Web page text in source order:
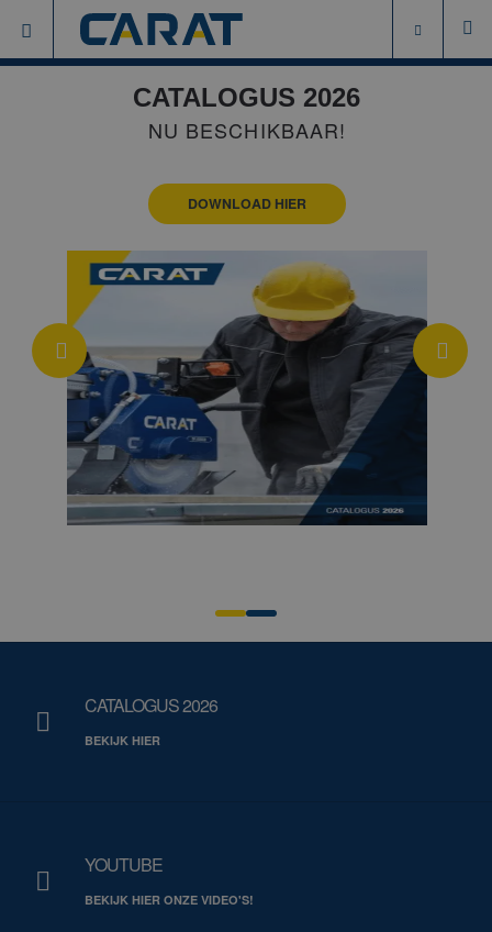
CATALOGUS 2026
NU BESCHIKBAAR!
DOWNLOAD HIER
CATALOGUS 2026
BEKIJK HIER
YOUTUBE
BEKIJK HIER ONZE VIDEO'S!